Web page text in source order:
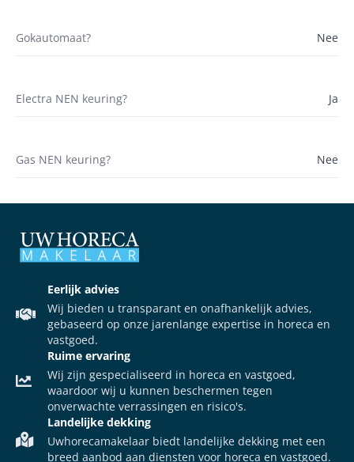
Gokautomaat? Nee
Electra NEN keuring? Ja
Gas NEN keuring? Nee
Eerlijk advies
Wij bieden u transparant en onafhankelijk advies,
gebaseerd op onze jarenlange expertise in horeca en
vastgoed.
Ruime ervaring
Wij zijn gespecialiseerd in horeca en vastgoed,
waardoor wij u kunnen beschermen tegen
onverwachte verrassingen en risico's.
Landelijke dekking
Uwhorecamakelaar biedt landelijke dekking met een
breed aanbod aan diensten voor horeca en vastgoed.